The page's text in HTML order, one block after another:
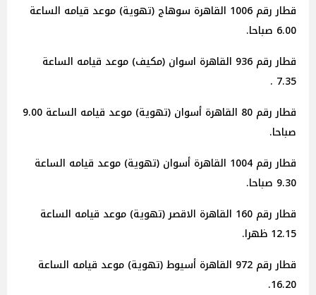
قطار رقم 1006 القاهرة سوهاج (تهوية) موعد قيامه الساعة
6.00 صباحا.
قطار رقم 936 القاهرة اسوان (مكيف) موعد قيامه الساعة
7.35 .
قطار رقم 80 القاهرة أسوان (تهوية) موعد قيامه الساعة 9.00
صباحا.
قطار رقم 1004 القاهرة أسوان (تهوية) موعد قيامه الساعة
9.30 صباحا.
قطار رقم 160 القاهرة الاقصر (تهوية) موعد قيامه الساعة
12.15 ظهرا.
قطار رقم 972 القاهرة أسيوط (تهوية) موعد قيامه الساعة
16.20.